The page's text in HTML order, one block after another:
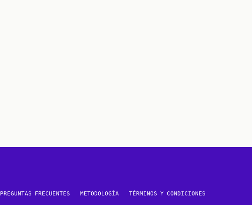
PREGUNTAS FRECUENTES METODOLOGÍA TÉRMINOS Y CONDICIONES